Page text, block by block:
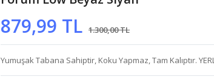
879,99 TL 1.300,00 TL
Yumuşak Tabana Sahiptir, Koku Yapmaz, Tam Kalıptır.